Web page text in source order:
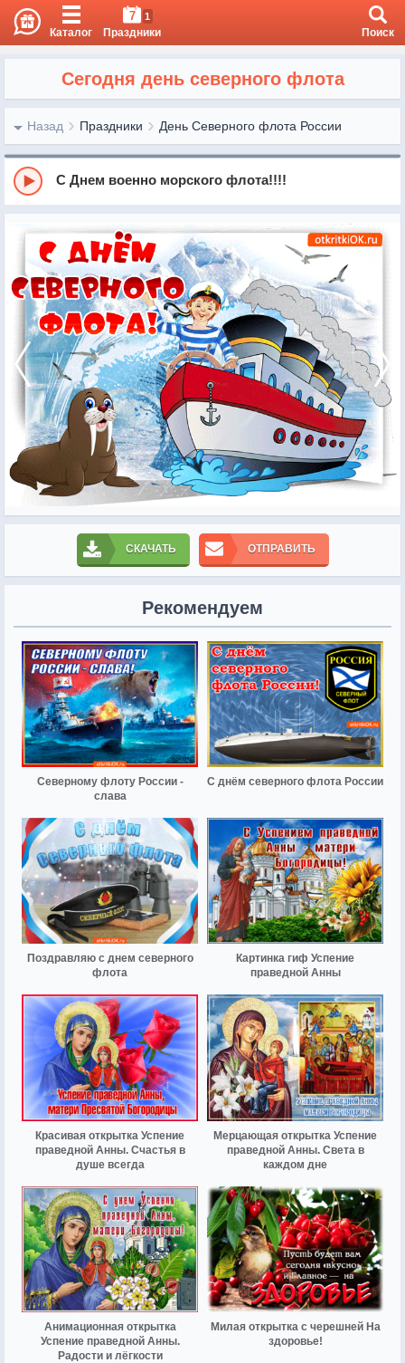
Каталог
7 1
Праздники Поиск
Сегодня день северного флота
Назад Праздники День Северного флота России
С Днем военно морского флота!!!!
СКАЧАТЬ ОТПРАВИТЬ
Рекомендуем
Северному флоту России -
слава
С днём северного флота России
Поздравляю с днем северного
флота
Картинка гиф Успение
праведной Анны
Красивая открытка Успение
праведной Анны. Счастья в
душе всегда
Мерцающая открытка Успение
праведной Анны. Света в
каждом дне
Анимационная открытка
Успение праведной Анны.
Радости и лёгкости
Милая открытка с черешней На
здоровье!